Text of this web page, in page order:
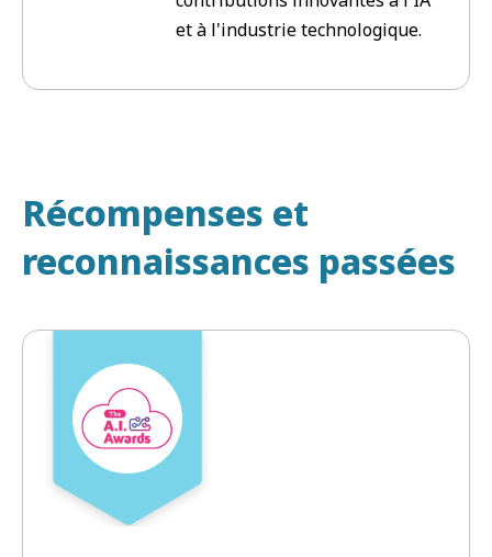
et à l'industrie technologique.
Récompenses et
reconnaissances passées